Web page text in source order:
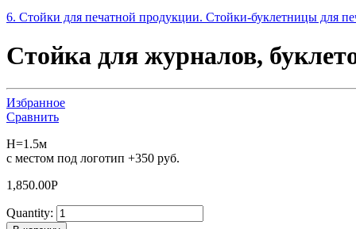
6. Стойки для печатной продукции. Стойки-буклетницы для
Стойка для журналов,
Избранное
Сравнить
H=1.5м
с местом под логотип +350 руб.
1,850.00Р
Quantity: